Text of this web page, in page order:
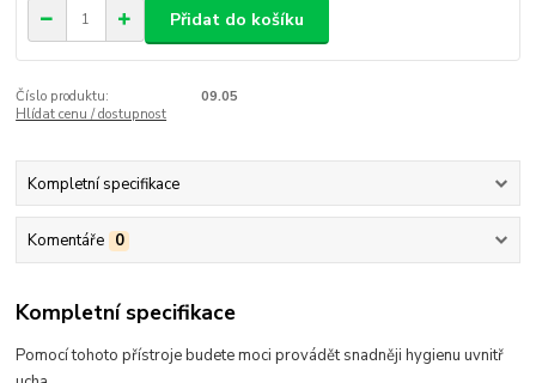
Přidat do košíku
Číslo produktu:
09.05
Hlídat cenu / dostupnost
Kompletní specifikace
Komentáře 0
Kompletní specifikace
Pomocí tohoto přístroje budete moci provádět snadněji hygienu uvnitř